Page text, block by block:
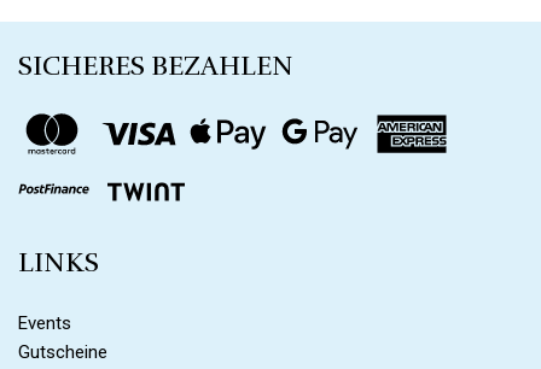
SICHERES BEZAHLEN
LINKS
Events
Gutscheine